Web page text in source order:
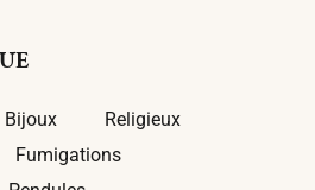
Bijoux
Religieux
Fumigations